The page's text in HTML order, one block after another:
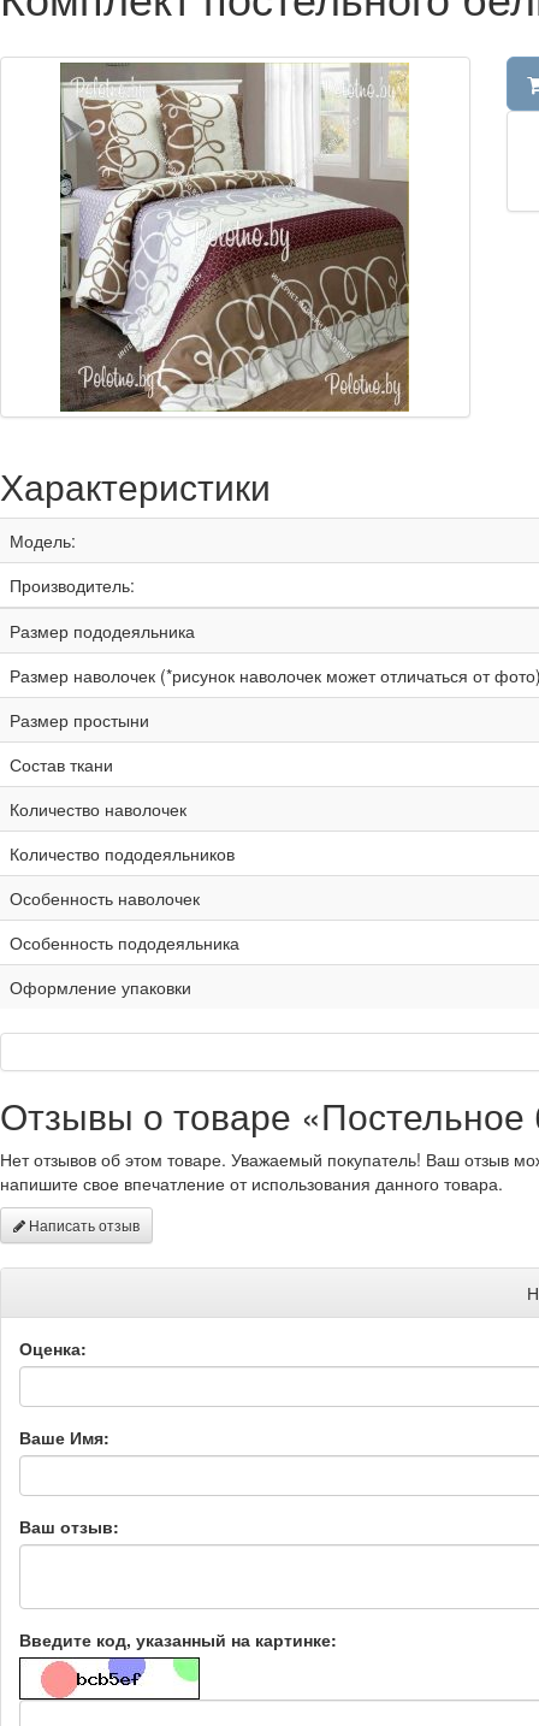
Характеристики
Модель:
Производитель:
Размер пододеяльника
Размер наволочек (*рисунок наволочек может отличаться от
Размер простыни
Состав ткани
Количество наволочек
Количество пододеяльников
Особенность наволочек
Особенность пододеяльника
Оформление упаковки
Отзывы о товаре
Нет отзывов об этом товаре. Уважаемый покупатель! Ваш отзыв
напишите свое впечатление от использования данного товара.
Написать отзыв
Оценка:
Ваше Имя:
Ваш отзыв:
Введите код, указанный на картинке: